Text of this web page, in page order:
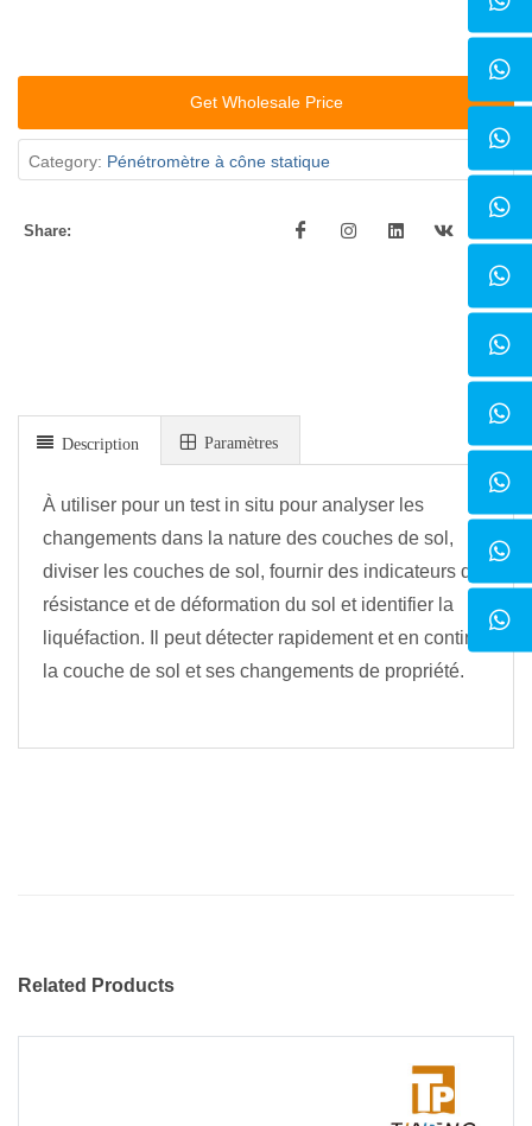
Get Wholesale Price
Category: Pénétromètre à cône statique
Share:
Description Paramètres
À utiliser pour un test in situ pour analyser les
changements dans la nature des couches de sol,
diviser les couches de sol, fournir des indicateurs de
résistance et de déformation du sol et identifier la
liquéfaction. Il peut détecter rapidement et en continu
la couche de sol et ses changements de propriété.
Related Products